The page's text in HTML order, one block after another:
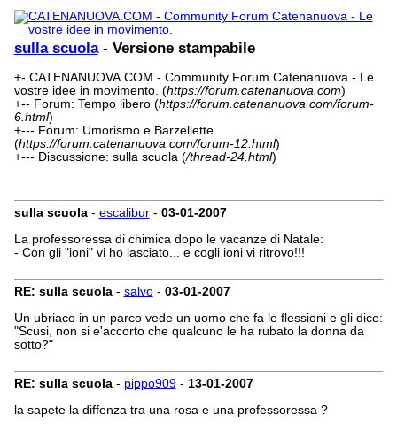
sulla scuola- Versione stampabile
+- CATENANUOVA.COM - Community Forum Catenanuova - Le
vostre idee in movimento. (https://forum.catenanuova.com)
+-- Forum: Tempo libero (https://forum.catenanuova.com/forum-
6.html)
+--- Forum: Umorismo e Barzellette
(https://forum.catenanuova.com/forum-12.html)
+--- Discussione: sulla scuola (/thread-24.html)
sulla scuola- escalibur- 03-01-2007
La professoressa di chimica dopo le vacanze di Natale:
- Con gli "ioni" vi ho lasciato... e cogli ioni vi ritrovo!!!
RE: sulla scuola- salvo- 03-01-2007
Un ubriaco in un parco vede un uomo che fa le flessioni e gli dice:
"Scusi, non si e'accorto che qualcuno le ha rubato la donna da
sotto?"
RE: sulla scuola- pippo909- 13-01-2007
la sapete la diffenza tra una rosa e una professoressa ?